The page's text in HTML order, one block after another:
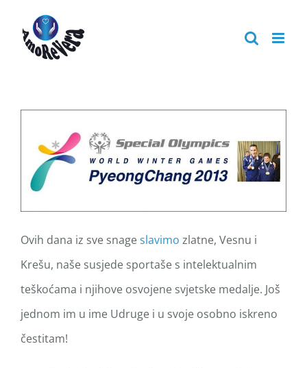
content
Ovih dana iz sve snageslavimo zlatne, Vesnu i
Krešu, naše susjede sportaše s intelektualnim
teškoćama i njihove osvojene svjetske medalje. Još
jednom im u ime Udruge i u svoje osobno iskreno
čestitam!